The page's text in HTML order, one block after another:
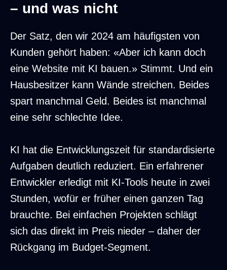
– und was nicht
Der Satz, den wir 2024 am häufigsten von
Kunden gehört haben: «Aber ich kann doch
eine Website mit KI bauen.» Stimmt. Und ein
Hausbesitzer kann Wände streichen. Beides
spart manchmal Geld. Beides ist manchmal
eine sehr schlechte Idee.
KI hat die Entwicklungszeit für standardisierte
Aufgaben deutlich reduziert. Ein erfahrener
Entwickler erledigt mit KI-Tools heute in zwei
Stunden, wofür er früher einen ganzen Tag
brauchte. Bei einfachen Projekten schlägt
sich das direkt im Preis nieder – daher der
Rückgang im Budget-Segment.